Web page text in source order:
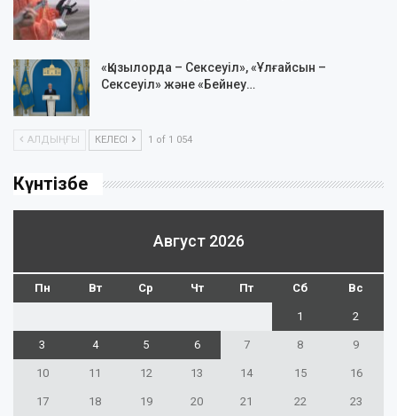
«Қызылорда – Сексеуіл», «Ұлғайсын –
Сексеуіл» және «Бейнеу…
АЛДЫҢҒЫ КЕЛЕСІ 1 of 1 054
Күнтізбе
Август 2026
Пн Вт Ср Чт Пт Сб Вс
1 2
3 4 5 6 7 8 9
10 11 12 13 14 15 16
17 18 19 20 21 22 23